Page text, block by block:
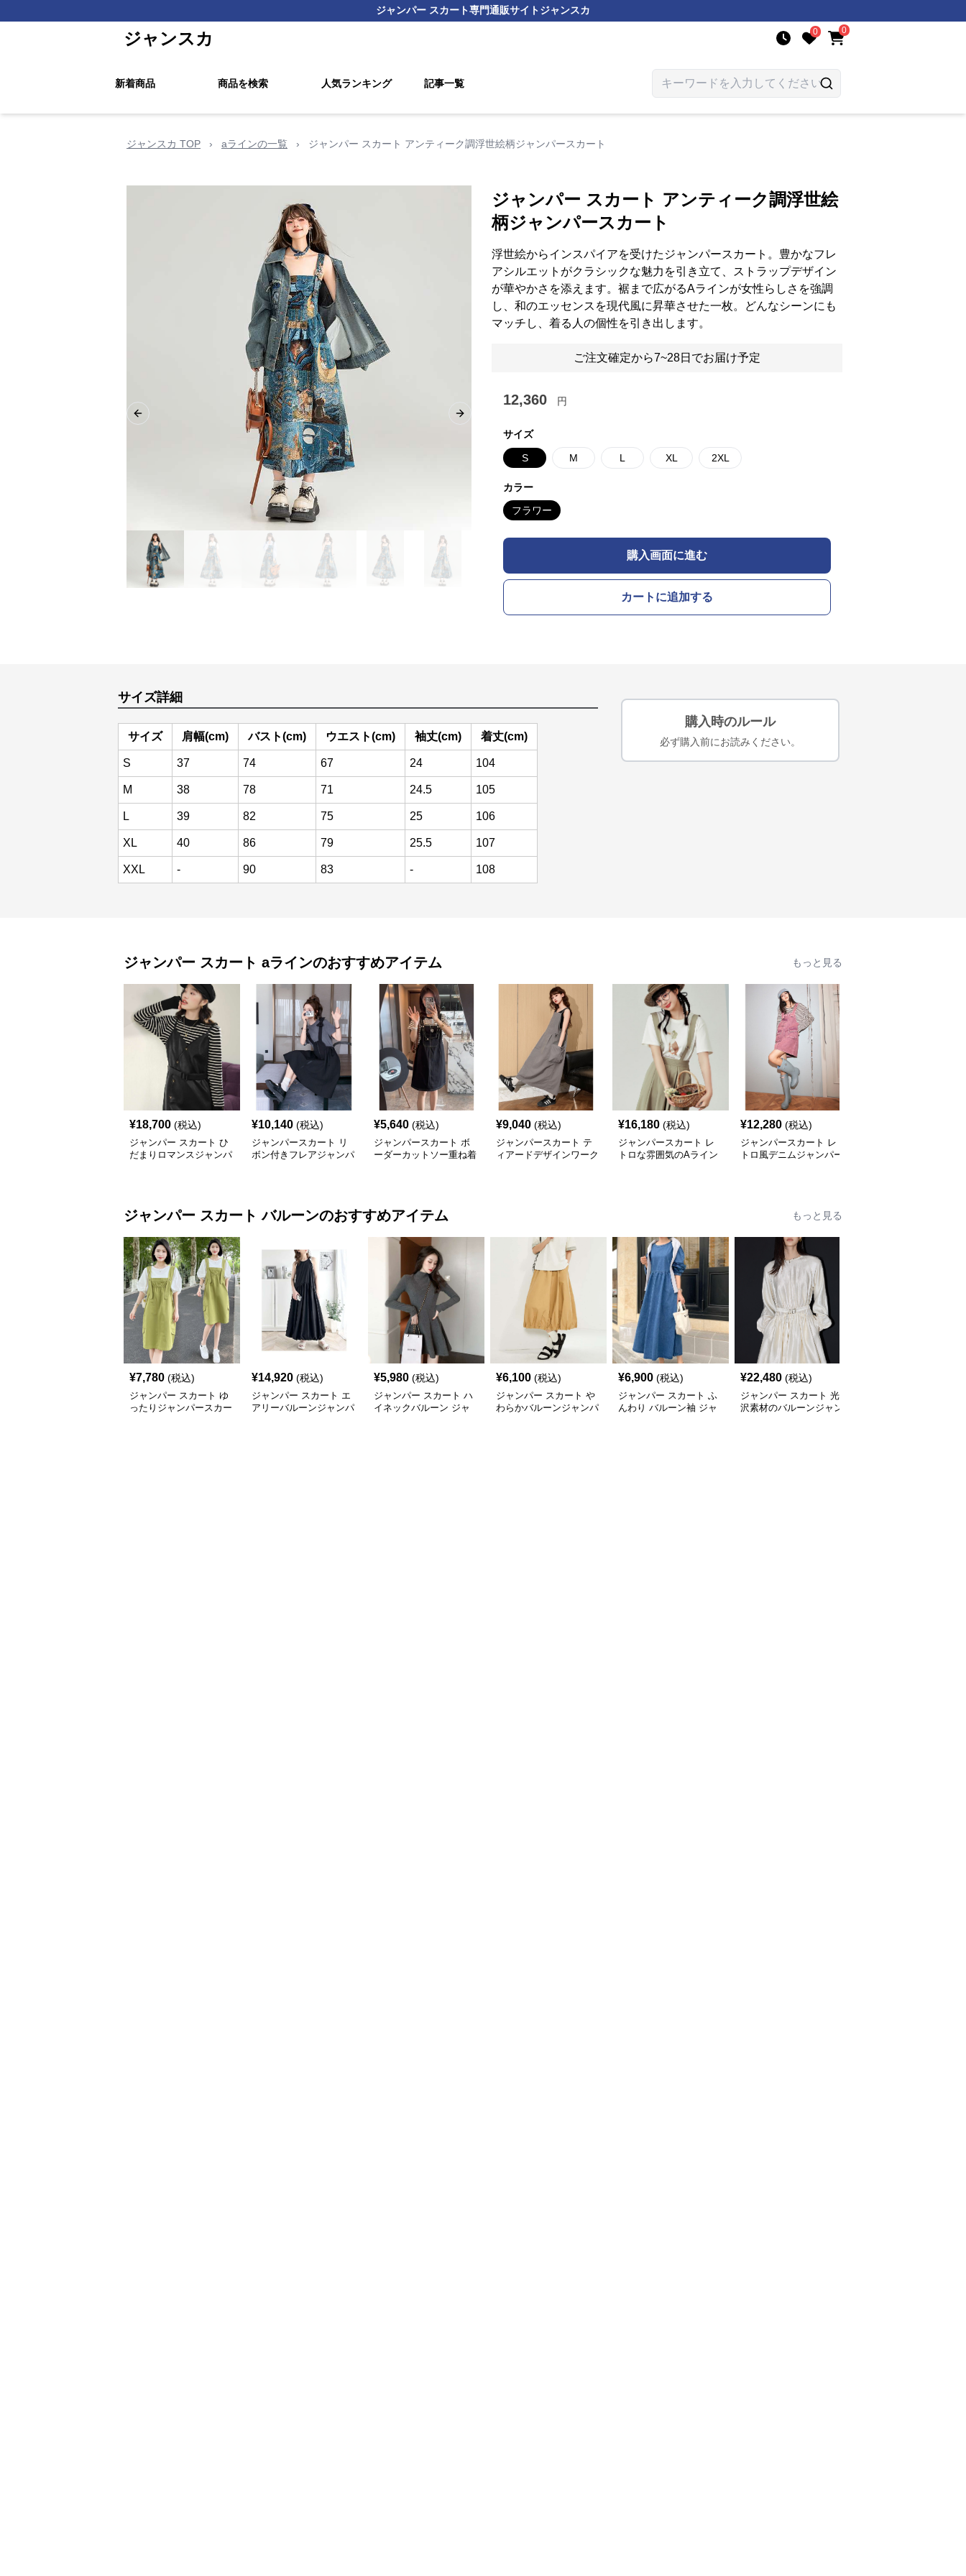
ジャンパー スカート専門通販サイトジャンスカ
ジャンスカ 0 0
新着商品 商品を検索 人気ランキング 記事一覧
ジャンスカ TOP › aラインの一覧 › ジャンパー スカート アンティーク調浮世絵柄ジャンパースカート
Previous slide Next slide
ジャンパー スカート アンティーク調浮世絵
柄ジャンパースカート
浮世絵からインスパイアを受けたジャンパースカート。豊かなフレ
アシルエットがクラシックな魅力を引き立て、ストラップデザイン
が華やかさを添えます。裾まで広がるAラインが女性らしさを強調
し、和のエッセンスを現代風に昇華させた一枚。どんなシーンにも
マッチし、着る人の個性を引き出します。
ご注文確定から7~28日でお届け予定
12,360 円
サイズ
S M L XL 2XL
カラー
フラワー
購入画面に進む
カートに追加する
サイズ詳細
サイズ 肩幅(cm) バスト(cm) ウエスト(cm) 袖丈(cm) 着丈(cm)
S 37 74 67 24 104
M 38 78 71 24.5 105
L 39 82 75 25 106
XL 40 86 79 25.5 107
XXL - 90 83 - 108
購入時のルール
必ず購入前にお読みください。
ジャンパー スカート aラインのおすすめアイテム もっと見る
¥18,700 (税込)
ジャンパー スカート ひ
だまりロマンスジャンパ
¥10,140 (税込)
ジャンパースカート リ
ボン付きフレアジャンパ
¥5,640 (税込)
ジャンパースカート ボ
ーダーカットソー重ね着
¥9,040 (税込)
ジャンパースカート テ
ィアードデザインワーク
¥16,180 (税込)
ジャンパースカート レ
トロな雰囲気のAライン
¥12,280 (税込)
ジャンパースカート レ
トロ風デニムジャンパー
ジャンパー スカート バルーンのおすすめアイテム もっと見る
¥7,780 (税込)
ジャンパー スカート ゆ
ったりジャンパースカー
¥14,920 (税込)
ジャンパー スカート エ
アリーバルーンジャンパ
¥5,980 (税込)
ジャンパー スカート ハ
イネックバルーン ジャ
¥6,100 (税込)
ジャンパー スカート や
わらかバルーンジャンパ
¥6,900 (税込)
ジャンパー スカート ふ
んわり バルーン袖 ジャ
¥22,480 (税込)
ジャンパー スカート 光
沢素材のバルーンジャン